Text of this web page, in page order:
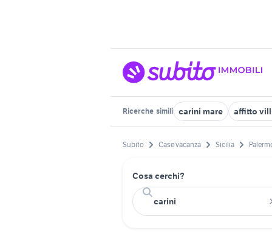
Ricerche simili carini mare affitto
Subito Case vacanza Sicilia
Cosa cerchi?